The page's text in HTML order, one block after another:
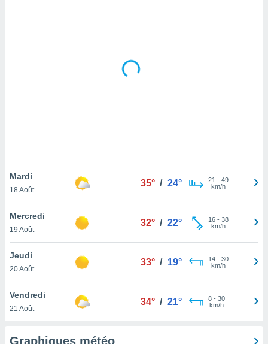
notre
que
et que
Mardi
18 Août
35° / 24° 21 - 49
km/h
Mercredi
19 Août
32° / 22° 16- 38
km/h
Jeudi
20 Août
33° / 19° 14- 30
km/h
Vendredi
21 Août
34° / 21° 8- 30
km/h
Graphiques météo